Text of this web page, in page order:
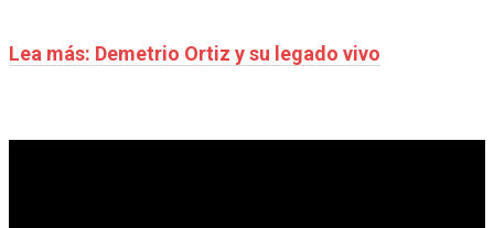
Lea más: Demetrio Ortiz y su legado vivo